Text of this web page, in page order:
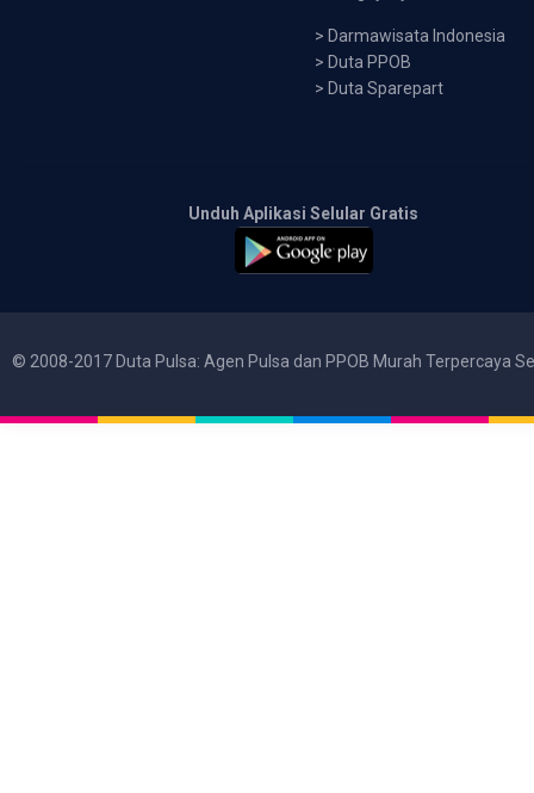
> Darmawisata Indonesia
> Duta PPOB
> Duta Sparepart
Unduh Aplikasi Selular Gratis
© 2008-2017 Duta Pulsa: Agen Pulsa dan PPOB Murah Terpercaya